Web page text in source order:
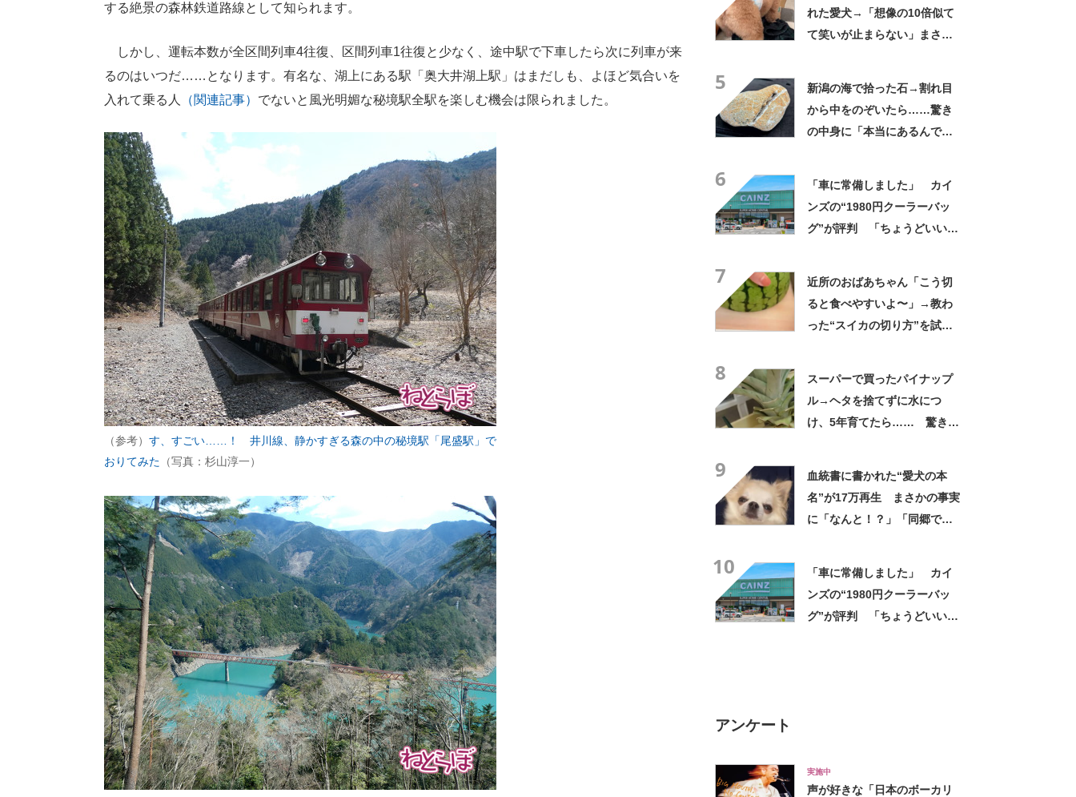
する絶景の森林鉄道路線として知られます。
しかし、運転本数が全区間列車4往復、区間列車1往復と少なく、途中駅で下車したら次に列車が来
るのはいつだ……となります。有名な、湖上にある駅「奥大井湖上駅」はまだしも、よほど気合いを
入れて乗る人
（関連記事） でないと風光明媚な秘境駅全駅を楽しむ機会は限られました。
（参考） す、すごい……！ 井川線、静かすぎる森の中の秘境駅「尾盛駅」で
おりてみた （写真：杉山淳一）
れた愛犬→「想像の10倍似て
て笑いが止まらない」まさか
5
新潟の海で拾った石→割れ目
から中をのぞいたら……驚き
の中身に「本当にあるんです
6
「車に常備しました」 カイ
ンズの“1980円クーラーバッ
グ”が評判 「ちょうどいい大
7
近所のおばあちゃん「こう切
ると食べやすいよ〜」→教わ
った“スイカの切り方”を試し
8
スーパーで買ったパイナップ
ル→ヘタを捨てずに水につ
け、5年育てたら…… 驚きの
9
血統書に書かれた“愛犬の本
名”が17万再生 まさかの事実
に「なんと！？」「同郷で
10
「車に常備しました」 カイ
ンズの“1980円クーラーバッ
グ”が評判 「ちょうどいい大
アンケート
実施中
声が好きな「日本のボーカリ